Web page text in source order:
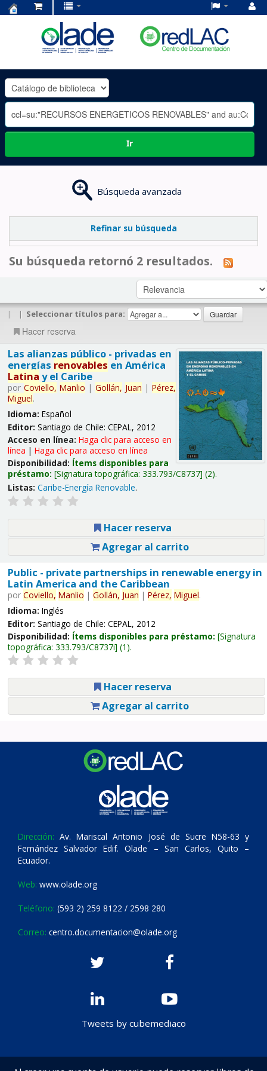
OLADE
-
Ir
Búsqueda avanzada
Refinar su búsqueda
Su búsqueda retornó 2 resultados.
| | Seleccionar títulos para:
Hacer reserva
Las alianzas público - privadas en
energías renovables en América
Latina y el Caribe
por Coviello, Manlio | Gollán, Juan | Pérez,
Miguel.
Idioma: Español
Editor: Santiago de Chile: CEPAL, 2012
Acceso en línea: Haga clic para acceso en
línea | Haga clic para acceso en línea
Disponibilidad: Ítems disponibles para
préstamo: Signatura topográfica: 333.793/C8737 (2).
Listas: Caribe-Energía Renovable.
Hacer reserva
Agregar al carrito
Public - private partnerships in renewable energy in
Latin America and the Caribbean
por Coviello, Manlio | Gollán, Juan | Pérez, Miguel.
Idioma: Inglés
Editor: Santiago de Chile: CEPAL, 2012
Disponibilidad: Ítems disponibles para préstamo: Signatura
topográfica: 333.793/C8737i (1).
Hacer reserva
Agregar al carrito
Dirección: Av. Mariscal Antonio José de Sucre N58-63 y
Fernández Salvador Edif. Olade – San Carlos, Quito –
Ecuador.
Web: www.olade.org
Teléfono: (593 2) 259 8122 / 2598 280
Correo: centro.documentacion@olade.org
Tweets by cubemediaco